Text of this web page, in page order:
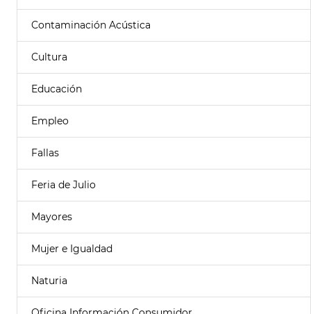
Contaminación Acústica
Cultura
Educación
Empleo
Fallas
Feria de Julio
Mayores
Mujer e Igualdad
Naturia